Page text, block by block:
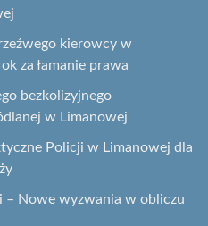
kierowcy w
za łamanie prawa
bezkolizyjnego
w Limanowej
Policji w Limanowej dla
Nowe wyzwania w obliczu